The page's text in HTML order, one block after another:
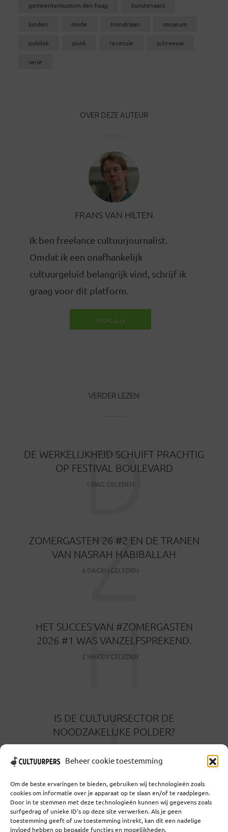
Beheer cookie toestemming
Om de beste ervaringen te bieden, gebruiken wij technologieën zoals
cookies om informatie over je apparaat op te slaan en/of te raadplegen.
Door in te stemmen met deze technologieën kunnen wij gegevens zoals
surfgedrag of unieke ID's op deze site verwerken. Als je geen
toestemming geeft of uw toestemming intrekt, kan dit een nadelige
invloed hebben op bepaalde functies en mogelijkheden.
gemeentemuseum den haag kunstenaars
londen mode Mondriaan museum
publiek punk recensie schreeuw
serie
OVER DEZE AUTEUR
FRANS VAN HILTEN
Ik ben freelance cultuurjournalist.
Omdat ik een onafhankelijk
cultuurgeluid belangrijk vind, schrijf ik
graag voor dit platform.
TOON ALLE
VERDER LEZEN
DE WERKELIJKHEID SCHUIFT PRACHTIG
OP FESTIVAL BOULEVARD
1 DAG GELEDEN
D
ZOMERGASTEN 26 #2 EN DE TRANEN
VAN NASRAH HABIBALLAH
6 DAGEN GELEDEN
Z
HET SUCCES VAN #ZOMERGASTEN
2026 #1 WAS VANZELFSPREKEND.
2 WEKEN GELEDEN
H
IS DE CULTUURSECTOR DE
NOODZAKELIJKE POLDER?
I
Coöperatief Cultureel Persbureau U.A. | Salzburg 29 |